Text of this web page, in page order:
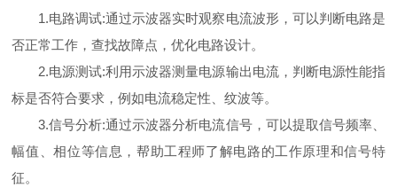
1.电路调试:通过示波器实时观察电流波形，可以判断电路是
否正常工作，查找故障点，优化电路设计。
2.电源测试:利用示波器测量电源输出电流，判断电源性能指
标是否符合要求，例如电流稳定性、纹波等。
3.信号分析:通过示波器分析电流信号，可以提取信号频率、
幅值、相位等信息，帮助工程师了解电路的工作原理和信号特
征。